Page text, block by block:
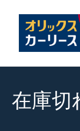
在庫切